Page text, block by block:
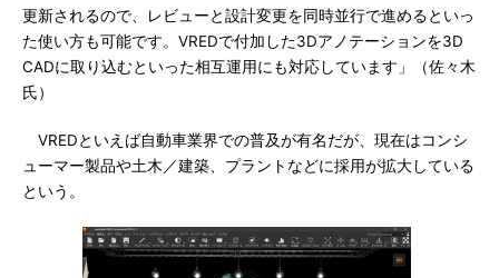
更新されるので、レビューと設計変更を同時並行で進めるといっ
た使い方も可能です。VREDで付加した3Dアノテーションを3D
CADに取り込むといった相互運用にも対応しています」（佐々木
氏）
VREDといえば自動車業界での普及が有名だが、現在はコンシ
ューマー製品や土木／建築、プラントなどに採用が拡大している
という。